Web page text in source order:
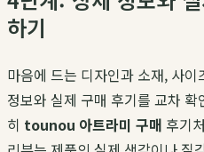
하기
마음에 드는 디자인과 소재, 사
정보와 실제 구매 후기를 교차
히 tounou 아트라미 구매 후기